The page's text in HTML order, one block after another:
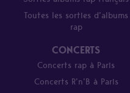
Toutes les sorties d’albums
rap
CONCERTS
Concerts rap à Paris
Concerts R’n’B à Paris